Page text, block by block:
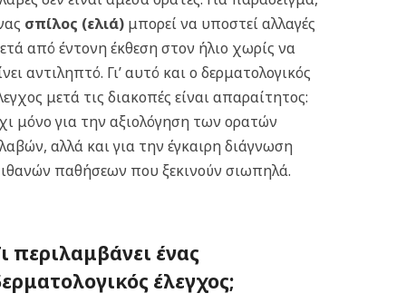
σπίλος (ελιά) μπορεί να υποστεί αλλαγές
από έντονη έκθεση στον ήλιο χωρίς να
αντιληπτό. Γι’ αυτό και ο δερματολογικός
μετά τις διακοπές είναι απαραίτητος:
μόνο για την αξιολόγηση των ορατών
αλλά και για την έγκαιρη διάγνωση
παθήσεων που ξεκινούν σιωπηλά.
περιλαμβάνει ένας
έλεγχος;